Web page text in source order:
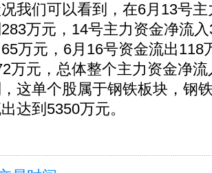
我们可以看到，在6月13号
万元，14号主力资金净流
万元，6月16号资金流出118
万元，总体整个主力资金净
这单个股属于钢铁板块，钢
达到5350万元。